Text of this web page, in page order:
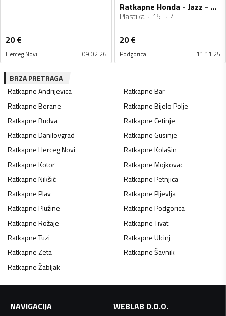
20€
Herceg Novi 09.02.26
Ratkapne Honda - Jazz - 15" - 4 kom.
Plastika 15" 4
20€
Podgorica 11.11.25
BRZA PRETRAGA
RatkapneAndrijevica RatkapneBar
RatkapneBerane RatkapneBijelo Polje
RatkapneBudva RatkapneCetinje
RatkapneDanilovgrad RatkapneGusinje
RatkapneHerceg Novi RatkapneKolašin
RatkapneKotor RatkapneMojkovac
RatkapneNikšić RatkapnePetnjica
RatkapnePlav RatkapnePljevlja
RatkapnePlužine RatkapnePodgorica
RatkapneRožaje RatkapneTivat
RatkapneTuzi RatkapneUlcinj
RatkapneZeta RatkapneŠavnik
RatkapneŽabljak
NAVIGACIJA
WEBLAB D.O.O.